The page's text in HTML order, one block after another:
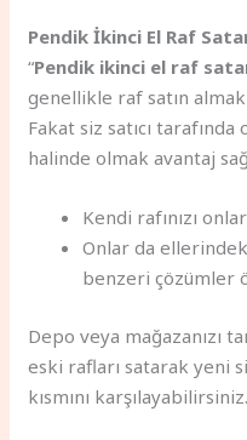
Pendik İkinci El Raf
“Pendik ikinci el raf
genellikle raf satın
Fakat siz satıcı
halinde olmak avantaj
Kendi rafınızı
Onlar da
benzeri çözümler
Depo veya mağazanızı
eski rafları satarak yeni
kısmını karşılayabilirsiniz.